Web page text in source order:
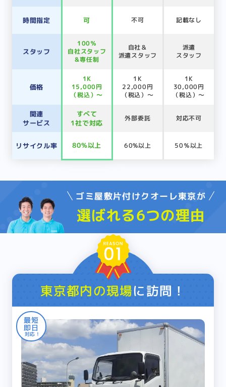
時間指定 可 不可 記載なし
スタッフ
100％
自社スタッフ
&専任制
自社＆
派遣スタッフ
派遣
スタッフ
価格
1K
15,000円
（税込）～
1K
22,000円
（税込）～
1K
30,000円
（税込）～
関連
サービス
すべて
1社で対応
外部委託 対応不可
リサイクル率 80%以上 60%以上 50％以上
ゴミ屋敷片付けクオーレ東京が
選ばれる6つの理由
東京都内の現場に訪問！
最短
即日
対応！